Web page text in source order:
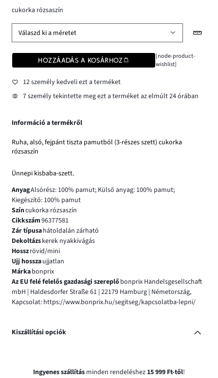
cukorka rózsaszín
Válaszd ki a méretet
HOZZÁADÁS A KOSÁRHOZ
[node-product-
wishlist]
12 személy kedveli ezt a terméket
7 személy tekintette meg ezt a terméket az elmúlt 24 órában
Információ a termékről
Ruha, alsó, fejpánt tiszta pamutból (3-részes szett) cukorka
rózsaszín
Ünnepi kisbaba-szett.
AnyagAlsórész: 100% pamut; Külső anyag: 100% pamut;
Kiegészítő: 100% pamut
Színcukorka rózsaszín
Cikkszám96377581
Zár típusahátoldalán zárható
Dekoltázskerek nyakkivágás
Hosszrövid/mini
Ujj hosszaujjatlan
Márkabonprix
Az EU felé felelős gazdasági szereplőbonprix Handelsgesellschaft
mbH | Haldesdorfer Straße 61 | 22179 Hamburg | Németország,
Kapcsolat: https://www.bonprix.hu/segitseg/kapcsolatba-lepni/
Kiszállítási opciók
Ingyenes szállítás minden rendeléshez 15 999 Ft-től!